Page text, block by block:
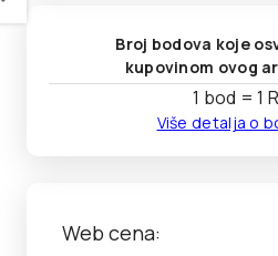
Broj bodova koje
kupovinom ovog
1 bod = 1
Više detalja o
Web cena: